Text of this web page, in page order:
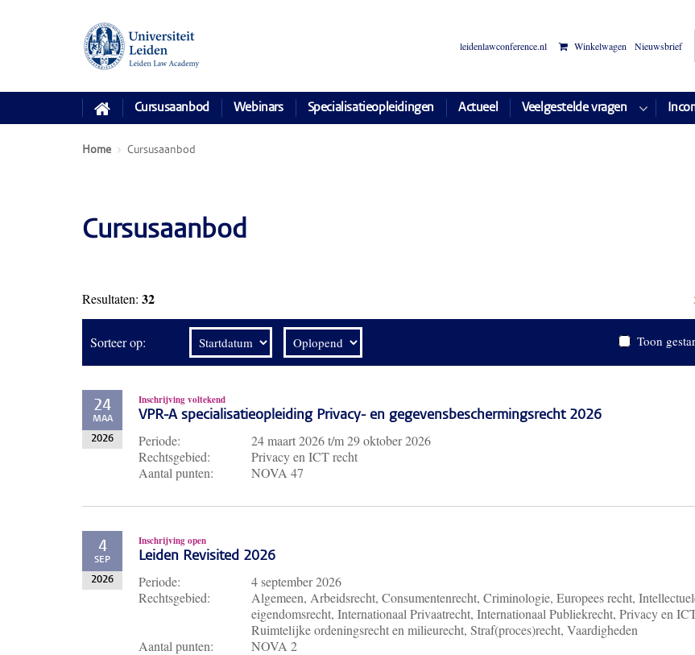
leidenlawconference.nl Winkelwagen Nieuwsbrief
Cursusaanbod Webinars Specialisatieopleidingen Actueel Veelgestelde vragen
Home Cursusaanbod
Cursusaanbod
Resultaten: 32
Sorteer op: Toon
24
MAA
2026
Inschrijving voltekend
VPR-A specialisatieopleiding Privacy- en gegevensbeschermingsrecht 2026
Periode: 24 maart 2026t/m29 oktober 2026
Rechtsgebied:
Privacy en ICT recht
Aantal punten:
NOVA 47
4
SEP
2026
Inschrijving open
Leiden Revisited 2026
Periode:
4 september 2026
Rechtsgebied:
Algemeen, Arbeidsrecht, Consumentenrecht, Criminologie, Europees recht,
eigendomsrecht, Internationaal Privaatrecht, Internationaal Publiekrecht, Privacy en
Ruimtelijke ordeningsrecht en milieurecht, Straf(proces)recht, Vaardigheden
Aantal punten:
NOVA 2